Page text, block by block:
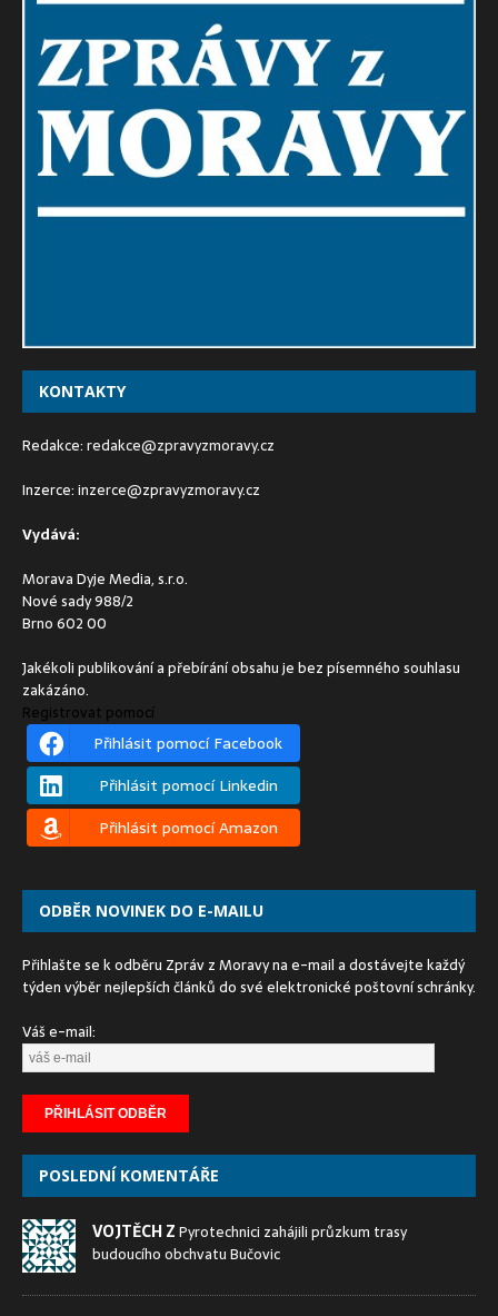
KONTAKTY
Redakce:redakce@zpravyzmoravy.cz
Inzerce:inzerce@zpravyzmoravy.cz
Vydává:
Morava Dyje Media, s.r.o.
Nové sady 988/2
Brno 602 00
Jakékoli publikování a přebírání obsahu je bez písemného souhlasu
zakázáno.
Registrovat pomocí
Přihlásit pomocí Facebook
Přihlásit pomocí Linkedin
Přihlásit pomocí Amazon
ODBĚR NOVINEK DO E-MAILU
Přihlašte se k odběru Zpráv z Moravy na e-mail a dostávejte každý
týden výběr nejlepších článků do své elektronické poštovní schránky.
Váš e-mail:
POSLEDNÍ KOMENTÁŘE
VOJTĚCH ZPyrotechnici zahájili průzkum trasy
budoucího obchvatu Bučovic